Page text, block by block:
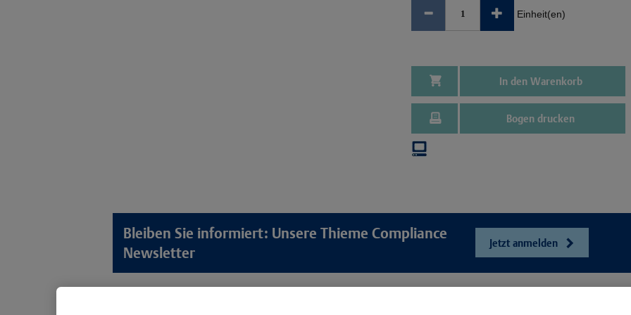
Einheit(en)
In den Warenkorb
Bogen drucken
Bleiben Sie informiert: Unsere Thieme Compliance
Newsletter
Jetzt anmelden